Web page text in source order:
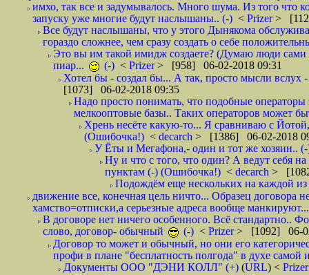
имхо, так все и задумывалось. Много шума. Из того что
запуску уже многие будут наслышаны.. (-) < Prizer>
Все будут наслышаны, что у этого Дынякома
гораздо сложнее, чем сразу создать о себе
Это вы им такой имидж создаете? (Думаю люди сами
пиар...
(-) < Prizer> [958] 06-02-2018 09:31
Хотел бы - создал бы... А так, просто мысли вслух
[1073] 06-02-2018 09:35
Надо просто понимать, что подобные
мелкооптовые базы.. Таких операторов может
Хрень несёте какую-то... Я сравниваю с
(Ошибочка!) < decarch > [1386] 06-02-2018
У Ёты и Мегафона,- один и тот же хозяин..
Ну и что с того, что один? А ведут себя
пунктам (-) (Ошибочка!) < decarch >
Подождём еще нескольких на каждой из
движение все, конечная цель ничто... Образец договора
хамство=отписки,а серьезные адреса вообще
В договоре нет ничего особенного. Всё стандартно..
слово, договор- обычный
(-) < Prizer> [1092] 06-
Договор то может и обычный, но они его
профи в плане "бесплатность полгода" в духе
Документы ООО "ДЭНИ КОЛЛ" (+) (URL) <